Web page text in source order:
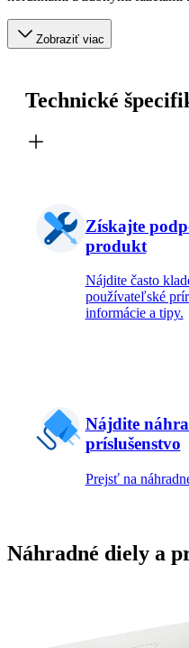
Zobraziť viac
Technické
Získajte
produkt
Nájdite často
používateľské
informácie a tipy.
Nájdite
príslušenstvo
Prejsť na
Náhradné diely a